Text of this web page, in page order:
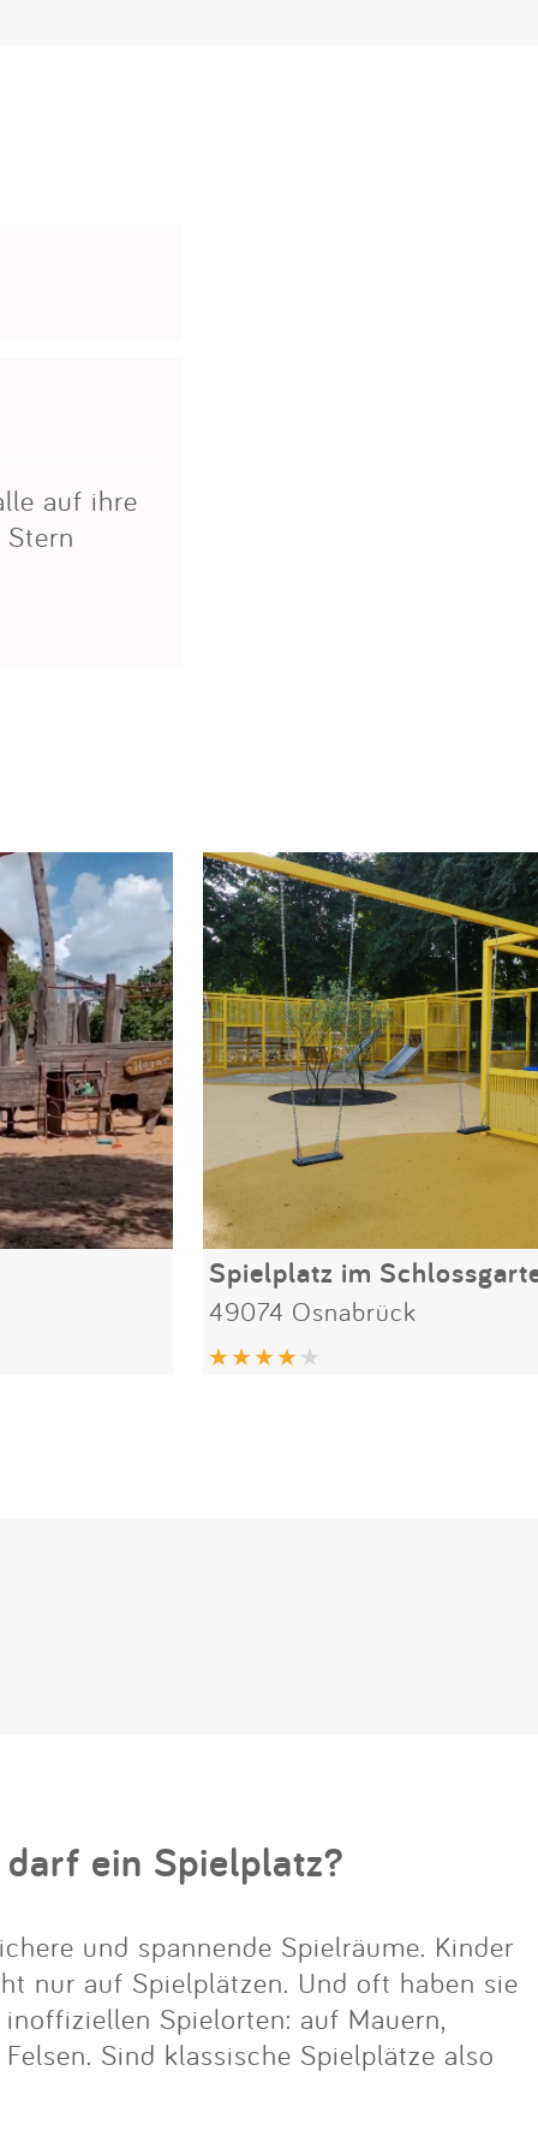
auf ihre
Spielplatz im
49074 Osnabrück
ein Spielplatz?
und spannende Spielräume. Kinder
nur auf Spielplätzen. Und oft haben sie
Spielorten: auf Mauern,
Sind klassische Spielplätze also